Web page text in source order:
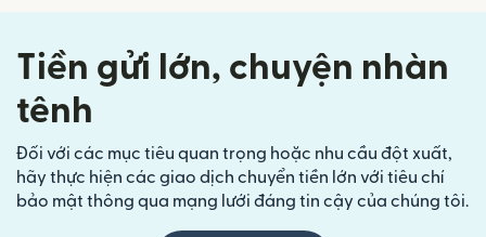
Tiền gửi lớn, chuyện nhàn
tênh
Đối với các mục tiêu quan trọng hoặc nhu cầu đột xuất,
hãy thực hiện các giao dịch chuyển tiền lớn với tiêu chí
bảo mật thông qua mạng lưới đáng tin cậy của chúng tôi.